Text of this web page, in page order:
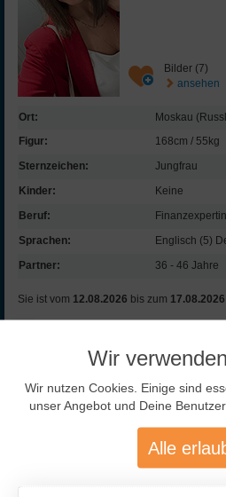
Bilder (7)
ansehen
Ort:
Moskau
Figur:
168cm / 55kg
Sternzeichen:
Jungfrau
Kinder:
Keine
Beruf:
Finanz­expertin
Sprachen:
Englisch (5)
Partner:
36 - 46 Jahre
Sie ist vom 12.08.2026 bis zum 17.08.2026
IF-Code: MRA699
Zuletzt online:
Wir
Wir nutzen Cookies. Einige sind
unser Angebot und Deine
Alle